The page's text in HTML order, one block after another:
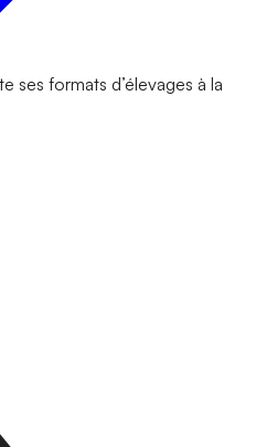
ses formats d’élevages à la